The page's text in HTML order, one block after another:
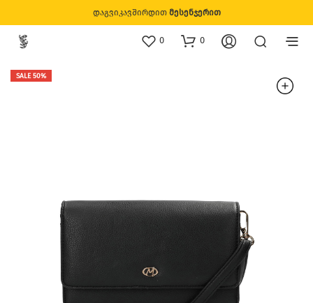
დაგვიკავშირდით მესენჯერით
0 0
SALE 50%